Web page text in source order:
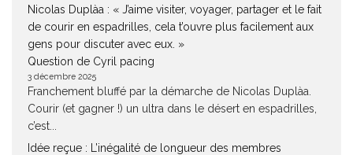
Nicolas Duplàa : « J’aime visiter, voyager, partager et le fait
de courir en espadrilles, cela t’ouvre plus facilement aux
gens pour discuter avec eux. »
Question de Cyril pacing
3 décembre 2025
Franchement bluffé par la démarche de Nicolas Duplàa.
Courir (et gagner !) un ultra dans le désert en espadrilles,
c’est...
Idée reçue : L’inégalité de longueur des membres